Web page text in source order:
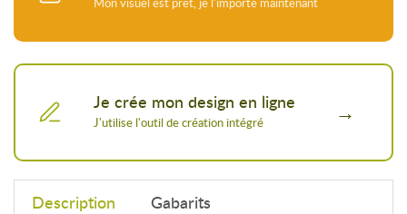
Je crée mon design en ligne
Description Gabarits